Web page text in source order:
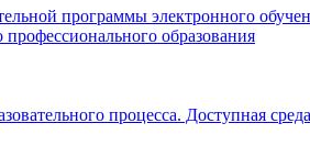
программы электронного
образования
процесса. Доступная среда